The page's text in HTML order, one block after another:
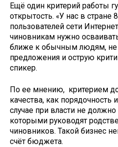
Ещё один критерий работы
открытость. «У нас в стране
пользователей сети
чиновникам нужно
ближе к обычным людям, не
предложения и острую
спикер.
По ее мнению, критерием
качества, как порядочность
случае при власти не
которыми руководят
чиновников. Такой бизнес
счёт бюджета.